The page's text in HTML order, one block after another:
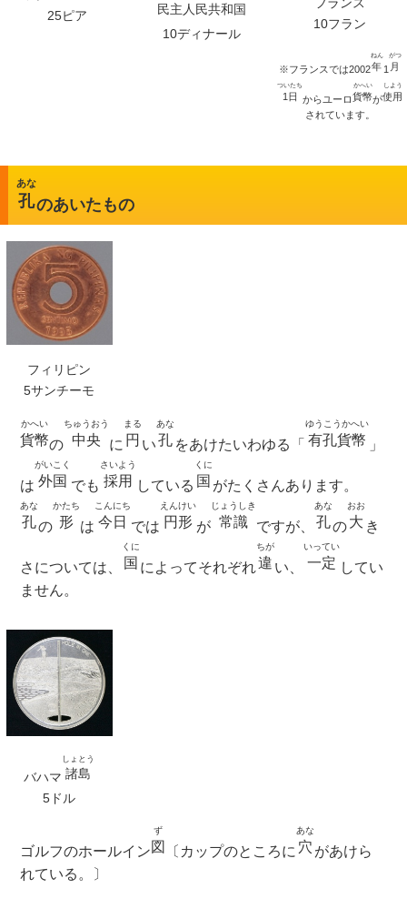
25ピア
民主人民共和国
10ディナール
10フラン
※フランスでは2002年
ねん
1 月
がつ
1日
ついたち
からユーロ貨幣
かへい
が使用
しよう
されています。
孔
あな
のあいたもの
フィリピン
5サンチーモ
貨幣
かへい
の 中央
ちゅうおう
に 円
まる
い孔
あな
をあけたいわゆる「 有孔貨幣
ゆうこうかへい
」
は 外国
がいこく
でも 採用
さいよう
している 国
くに
がたくさんあります。
孔
あな
の 形
かたち
は 今日
こんにち
では 円形
えんけい
が 常識
じょうしき
ですが、 孔
あな
の大
おお
き
さについては、 国
くに
によってそれぞれ違
ちが
い、 一定
いってい
してい
ません。
バハマ 諸島
しょとう
5ドル
ゴルフのホールイン図
ず
〔カップのところに 穴
あな
があけら
れている。〕